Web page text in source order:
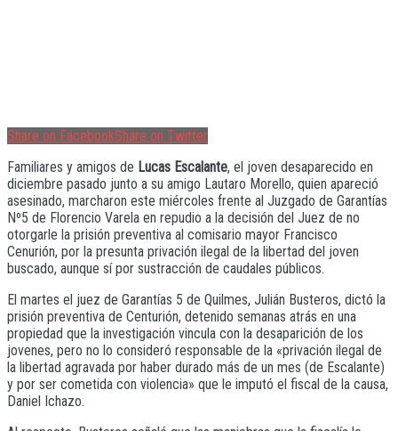
Share on FacebookShare on Twitter
Familiares y amigos de Lucas Escalante, el joven desaparecido en
diciembre pasado junto a su amigo Lautaro Morello, quien apareció
asesinado, marcharon este miércoles frente al Juzgado de Garantías
Nº5 de Florencio Varela en repudio a la decisión del Juez de no
otorgarle la prisión preventiva al comisario mayor Francisco
Cenurión, por la presunta privación ilegal de la libertad del joven
buscado, aunque sí por sustracción de caudales públicos.
El martes el juez de Garantías 5 de Quilmes, Julián Busteros, dictó la
prisión preventiva de Centurión, detenido semanas atrás en una
propiedad que la investigación vincula con la desaparición de los
jovenes, pero no lo consideró responsable de la «privación ilegal de
la libertad agravada por haber durado más de un mes (de Escalante)
y por ser cometida con violencia» que le imputó el fiscal de la causa,
Daniel Ichazo.